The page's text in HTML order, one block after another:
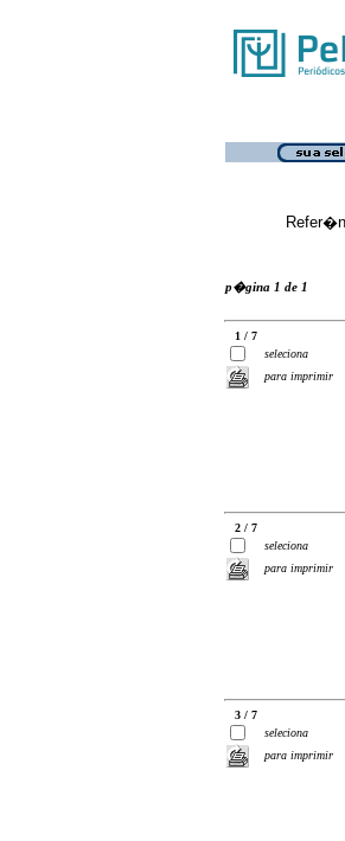
p�gina 1 de 1
1 / 7
seleciona
para imprimir
2 / 7
seleciona
para imprimir
3 / 7
seleciona
para imprimir